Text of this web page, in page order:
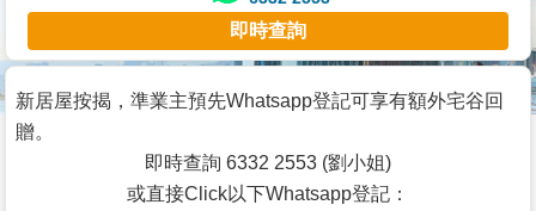
宅
谷
按
即時查詢
新居屋按揭，準業主預先Whatsapp登記可享有額外宅谷回
贈。
即時查詢 6332 2553 (劉小姐)
或直接Click以下Whatsapp登記：